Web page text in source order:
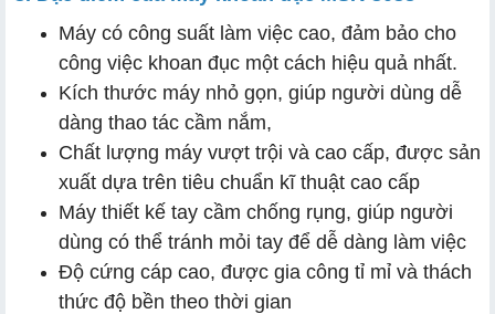
Máy có công suất làm việc cao, đảm bảo cho
công việc khoan đục một cách hiệu quả nhất.
Kích thước máy nhỏ gọn, giúp người dùng dễ
dàng thao tác cầm nắm,
Chất lượng máy vượt trội và cao cấp, được sản
xuất dựa trên tiêu chuẩn kĩ thuật cao cấp
Máy thiết kế tay cầm chống rụng, giúp người
dùng có thể tránh mỏi tay để dễ dàng làm việc
Độ cứng cáp cao, được gia công tỉ mỉ và thách
thức độ bền theo thời gian